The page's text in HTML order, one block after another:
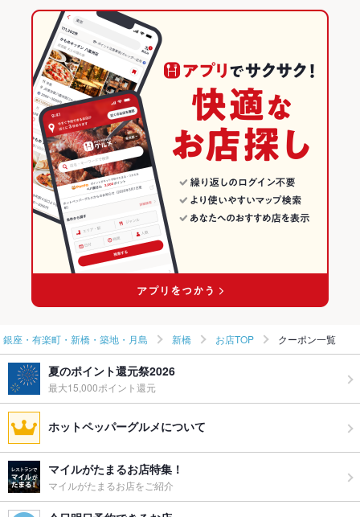
銀座・有楽町・新橋・築地・月島 × 和風
銀座・有楽町・新橋・築地・月島 × 海鮮
新橋駅 × 居酒屋
新橋駅 × 和風
新橋駅 × 海鮮
新橋 × 海鮮
東京 × 居酒屋
東京 × 和風
東京 × 海鮮
有楽町駅
天ぷら 牛すじ レバー
ちゃんこ鍋 ステーキ 餃子
ハラミステーキ 牛タンしゃぶしゃぶ
東京のグルメランキング
東京の居酒屋ランキング
銀座・有楽町・新橋・築地・月島のグルメランキング
銀座・有楽町・新橋・築地・月島の居酒屋ランキング
新橋のグルメランキング
新橋の居酒屋ランキング
銀座・有楽町・新橋・築地・月島 新橋 お店TOP クーポン一覧
夏のポイント還元祭2026
最大15,000ポイント還元
ホットペッパーグルメについて
マイルがたまるお店特集！
マイルがたまるお店をご紹介